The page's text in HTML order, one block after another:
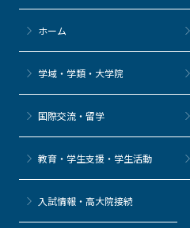
ホーム
学域・学類・大学院
国際交流・留学
教育・学生支援・学生活動
⼊試情報・高大院接続